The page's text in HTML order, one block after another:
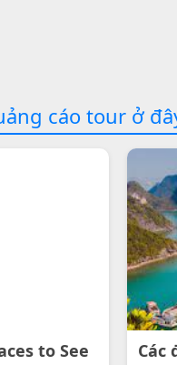
cáo tour ở
to See
Các